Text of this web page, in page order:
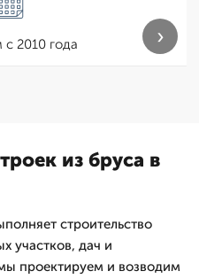
с 2010 года ›
из бруса в
строительство
участков, дач и
проектируем и возводим